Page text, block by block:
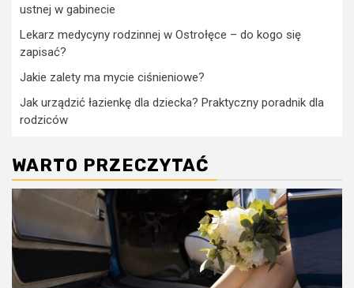
ustnej w gabinecie
Lekarz medycyny rodzinnej w Ostrołęce – do kogo się
zapisać?
Jakie zalety ma mycie ciśnieniowe?
Jak urządzić łazienkę dla dziecka? Praktyczny poradnik dla
rodziców
WARTO PRZECZYTAĆ